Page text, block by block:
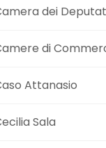
dei
di
Attanasio
Sala